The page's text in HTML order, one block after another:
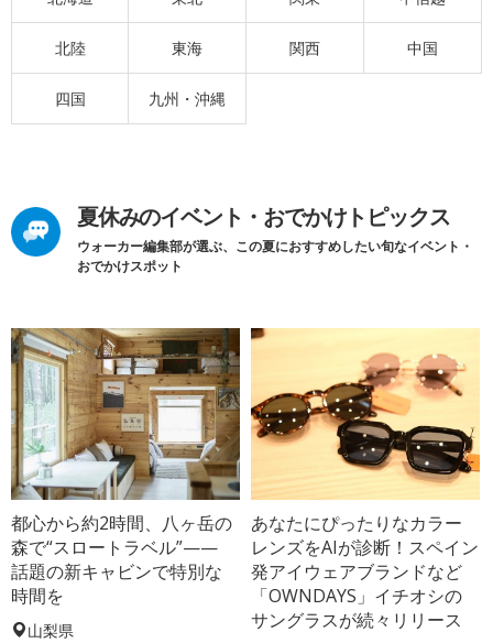
北陸 東海 関西 中国
四国 九州・沖縄
夏休みのイベント・おでかけトピックス
ウォーカー編集部が選ぶ、この夏におすすめしたい旬なイベント・
おでかけスポット
都心から約2時間、八ヶ岳の
森で“スロートラベル”——
話題の新キャビンで特別な
時間を
山梨県
あなたにぴったりなカラー
レンズをAIが診断！スペイン
発アイウェアブランドなど
「OWNDAYS」イチオシの
サングラスが続々リリース